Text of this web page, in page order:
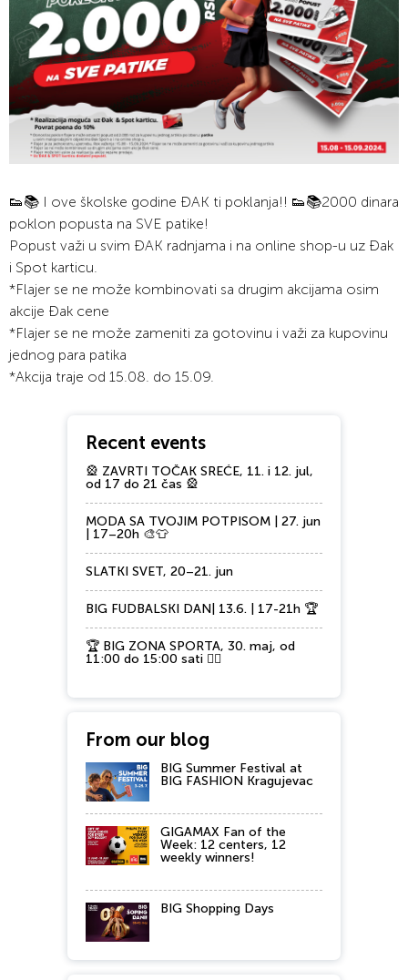
👟📚 I ove školske godine ĐAK ti poklanja!! 👟📚2000 dinara
poklon popusta na SVE patike!
Popust važi u svim ĐAK radnjama i na online shop-u uz Đak
i Spot karticu.
*Flajer se ne može kombinovati sa drugim akcijama osim
akcije Đak cene
*Flajer se ne može zameniti za gotovinu i važi za kupovinu
jednog para patika
*Akcija traje od 15.08. do 15.09.
Recent events
🎡 ZAVRTI TOČAK SREĆE, 11. i 12. jul,
od 17 do 21 čas 🎡
MODA SA TVOJIM POTPISOM | 27. jun
| 17–20h 🎨👕
SLATKI SVET, 20–21. jun
BIG FUDBALSKI DAN| 13.6. | 17-21h 🏆
🏆 BIG ZONA SPORTA, 30. maj, od
11:00 do 15:00 sati 🏃‍♂️
From our blog
BIG Summer Festival at
BIG FASHION Kragujevac
GIGAMAX Fan of the
Week: 12 centers, 12
weekly winners!
BIG Shopping Days